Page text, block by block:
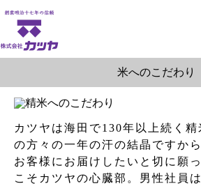
米へのこだわり
カツヤは海田で130年以上続く
の方々の一年の汗の結晶ですか
お客様にお届けしたいと切に願
こそカツヤの心臓部。男性社員